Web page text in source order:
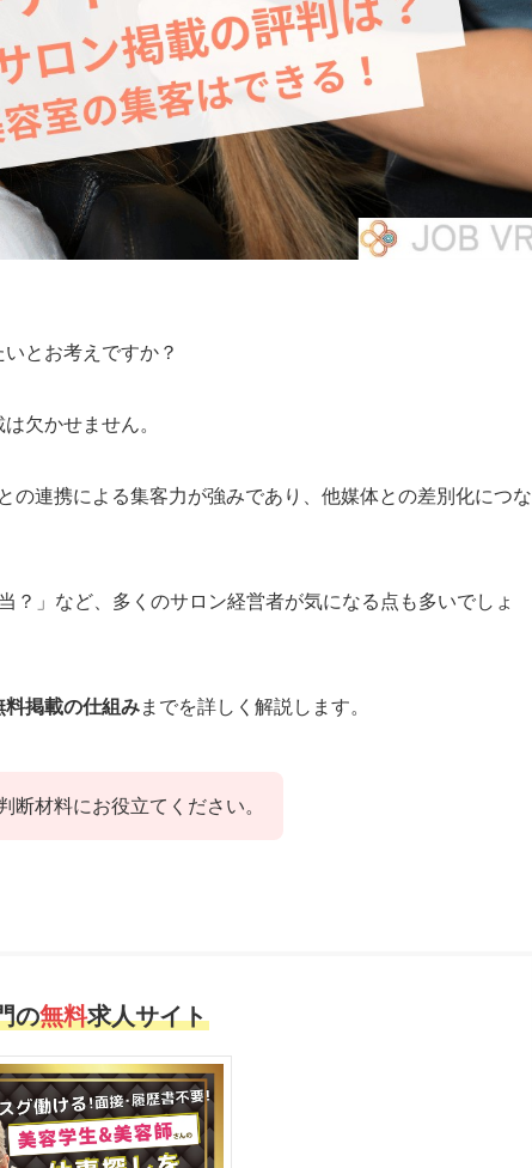
とお考えですか？
欠かせません。
の連携による集客力が強みであり、他媒体との差別化につな
？」など、多くのサロン経営者が気になる点も多いでしょ
掲載の仕組みまでを詳しく解説します。
断材料にお役立てください。
の無料求人サイト